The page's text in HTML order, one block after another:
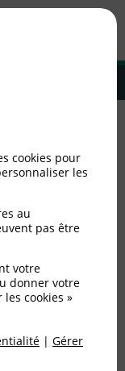
jour.
)
cookies pour
les
au
pas être
votre
donner votre
cookies »
| Gérer